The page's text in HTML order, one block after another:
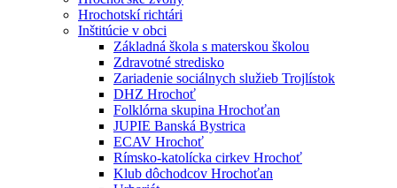
Hrochotskí richtári
Inštitúcie v obci
Základná škola s materskou školou
Zdravotné stredisko
Zariadenie sociálnych služieb Trojlístok
DHZ Hrochoť
Folklórna skupina Hrochoťan
JUPIE Banská Bystrica
ECAV Hrochoť
Rímsko-katolícka cirkev Hrochoť
Klub dôchodcov Hrochoťan